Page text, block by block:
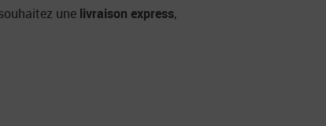
une livraison express,